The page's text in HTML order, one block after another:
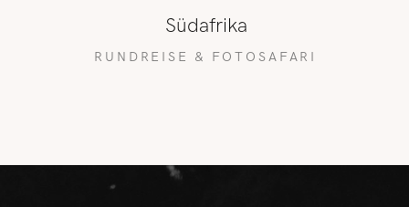
Südafrika
RUNDREISE & FOTOSAFARI